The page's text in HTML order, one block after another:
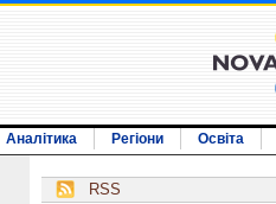
Аналітика Регіони Освіта
RSS